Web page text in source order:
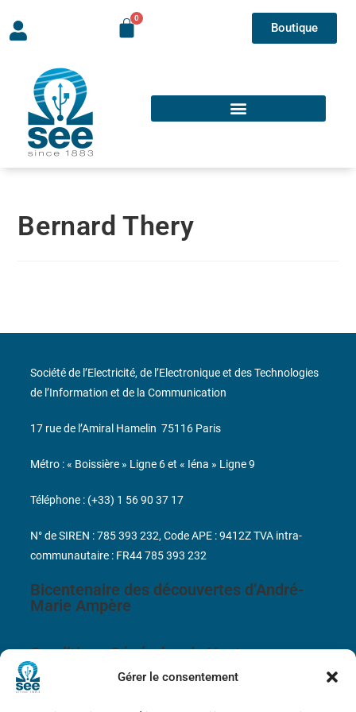
Gérer le consentement
Boutique
Bernard Thery
Bicentenaire des découvertes d’André-
Marie Ampère
Conditions Générales de Vente
Société de l’Electricité, de l’Electronique et des Technologies
de l’Information et de la Communication
17 rue de l’Amiral Hamelin 75116 Paris
Métro : « Boissière » Ligne 6 et « Iéna » Ligne 9
Téléphone : (+33) 1 56 90 37 17
N° de SIREN : 785 393 232, Code APE : 9412Z TVA intra-
communautaire : FR44 785 393 232